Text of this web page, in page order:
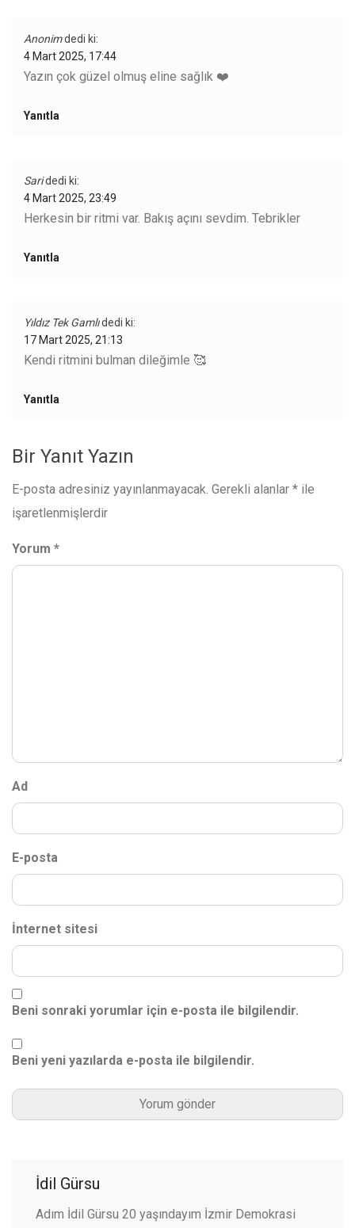
Anonimdedi ki:
4 Mart 2025, 17:44
Yazın çok güzel olmuş eline sağlık ❤️
Yanıtla
Saridedi ki:
4 Mart 2025, 23:49
Herkesin bir ritmi var. Bakış açını sevdim. Tebrikler
Yanıtla
Yıldız Tek Gamlıdedi ki:
17 Mart 2025, 21:13
Kendi ritmini bulman dileğimle 🥰
Yanıtla
Bir Yanıt Yazın
E-posta adresiniz yayınlanmayacak. Gerekli alanlar * ile
işaretlenmişlerdir
Yorum *
Ad
E-posta
İnternet sitesi
Beni sonraki yorumlar için e-posta ile bilgilendir.
Beni yeni yazılarda e-posta ile bilgilendir.
İdil Gürsu
Adım İdil Gürsu 20 yaşındayım İzmir Demokrasi